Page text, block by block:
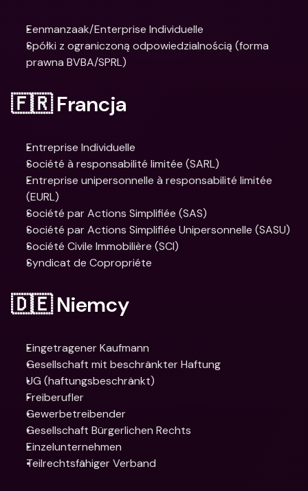
Eenmanzaak/Enterprise Individuelle
Spółki z ograniczoną odpowiedzialnością (forma
prawna BVBA/SPRL)
🇫🇷 Francja
Entreprise Individuelle
Société à responsabilité limitée (SARL)
Entreprise unipersonnelle à responsabilité limitée
(EURL)
Société par Actions Simplifiée (SAS)
Société par Actions Simplifiée Unipersonnelle (SASU)
Société Civile Immobilière (SCI)
Syndicat de Copropriéte
🇩🇪 Niemcy
Eingetragener Kaufmann
Gesellschaft mit beschränkter Haftung
UG (haftungsbeschränkt)
Freiberufler
Gewerbetreibender
Gesellschaft Bürgerlichen Rechts
Einzelunternehmen
Teilrechtsfähiger Verband